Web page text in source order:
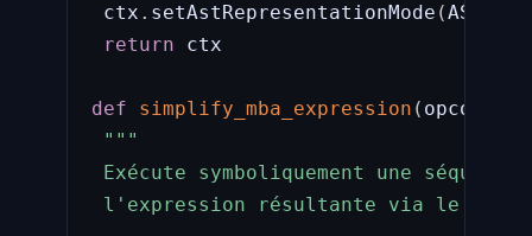
ctx . setAstRepresentationMode (
return ctx
def simplify_mba_expression ( opcodes
"""
Exécute symboliquement une
l'expression résultante via le